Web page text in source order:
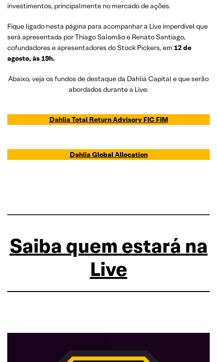
investimentos, principalmente no mercado de ações.
Fique ligado nesta página para acompanhar a Live imperdível que
será apresentada por Thiago Salomão e Renato Santiago,
cofundadores e apresentadores do Stock Pickers, em 12 de
agosto, às 19h.
Abaixo, veja os fundos de destaque da Dahlia Capital e que serão
abordados durante a Live:
Dahlia Total Return Advisory FIC FIM
Dahlia Global Allocation
Saiba quem estará na
Live